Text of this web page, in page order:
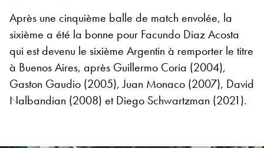
Après une cinquième balle de match envolée, la
sixième a été la bonne pour Facundo Diaz Acosta
qui est devenu le sixième Argentin à remporter le titre
à Buenos Aires, après Guillermo Coria (2004),
Gaston Gaudio (2005), Juan Monaco (2007), David
Nalbandian (2008) et Diego Schwartzman (2021).